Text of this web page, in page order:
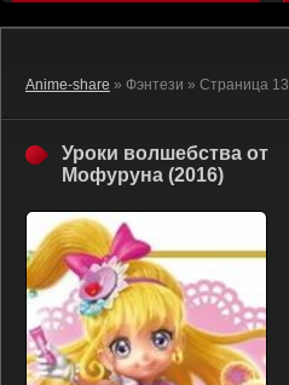
Anime-share » Фэнтези » Страница 13
Уроки волшебства от
Мофуруна (2016)